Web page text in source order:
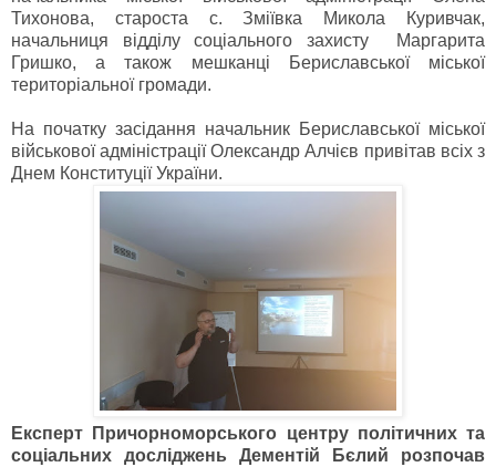
Тихонова, староста с. Зміївка Микола Куривчак,
начальниця відділу соціального захисту Маргарита
Гришко, а також мешканці Бериславської міської
територіальної громади.
На початку засідання начальник Бериславської міської
військової адміністрації Олександр Алчієв привітав всіх з
Днем Конституції України.
Експерт Причорноморського центру політичних та
соціальних досліджень Дементій Бєлий розпочав